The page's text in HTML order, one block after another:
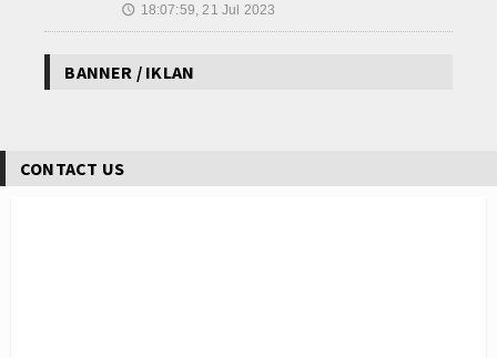
🕔 18:07:59, 21 Jul 2023
BANNER / IKLAN
CONTACT US